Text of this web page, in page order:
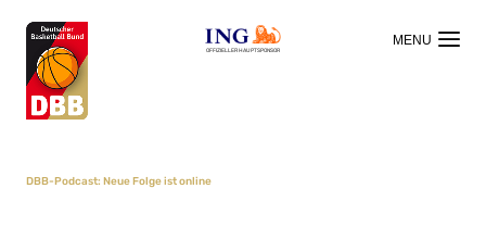
OFFIZIELLER HAUPTSPONSOR
DBB-Podcast: Neue Folge ist online